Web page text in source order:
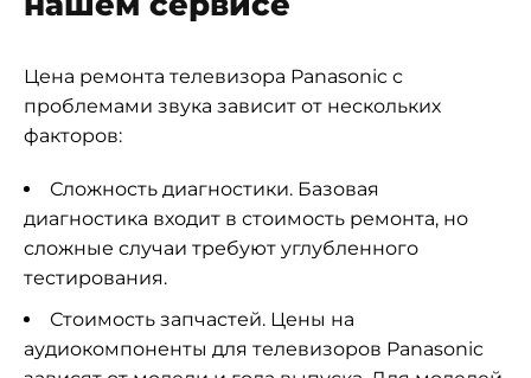
Цена ремонта телевизора Panasonic с
проблемами звука зависит от нескольких
факторов:
Сложность диагностики. Базовая
диагностика входит в стоимость ремонта, но
сложные случаи требуют углубленного
тестирования.
Стоимость запчастей. Цены на
аудиокомпоненты для телевизоров Panasonic